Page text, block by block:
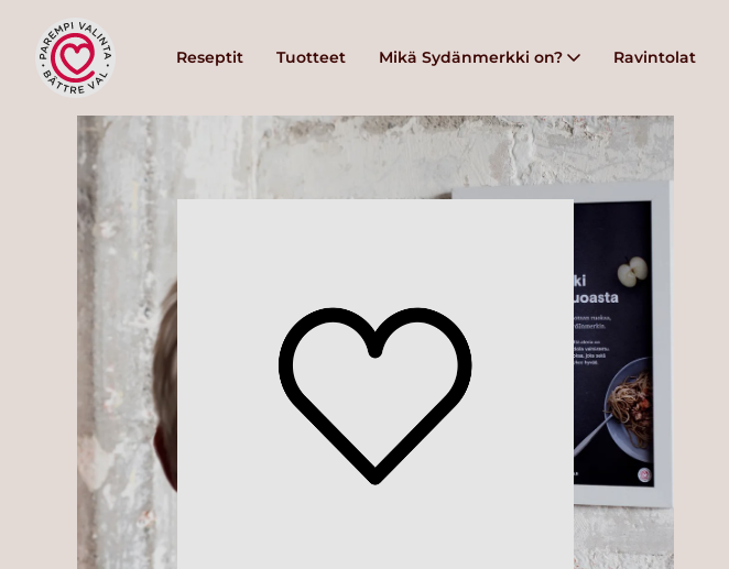
Reseptit Tuotteet Mikä Sydänmerkki on? Ravintolat